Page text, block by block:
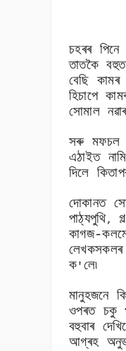
চহৰৰ
তাতকৈ
বেছি
হিচাপে
সোমাল
সৰু মফচল
এঠাইত
দিলে
দোকানত
পাঠ্যপুথি,
কাগজ-
ক' লে৷
মানুহজনে
ওপৰত চকু
বহুবাৰ
আগ্ৰহ